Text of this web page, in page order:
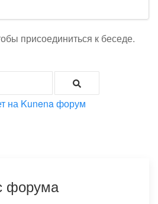
присоединиться к беседе.
на Kunena форум
форума